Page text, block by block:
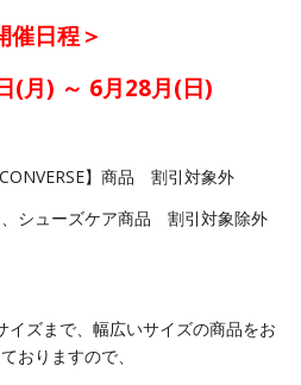
催日程＞
(月) ～ 6月28月(日)
】商品 割引対象外
シューズケア商品 割引対象除外
イズまで、幅広いサイズの商品をお
おりますので、